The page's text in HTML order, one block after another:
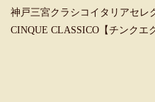
神戸三宮クラシコイタリアセレ
CINQUE CLASSICO【チンクエ